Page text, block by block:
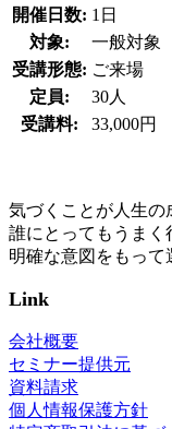
開催日数: 1日
対象:
一般対象
受講形態: ご来場
定員:
30人
受講料:
33,000円
気づくことが人生の
誰にとってもうまく
明確な意図をもって
Link
会社概要
セミナー提供元
資料請求
個人情報保護方針